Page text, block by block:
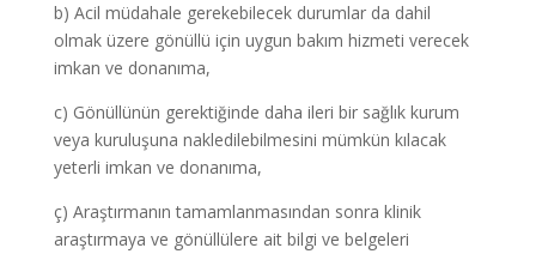
b) Acil müdahale gerekebilecek durumlar da dahil
olmak üzere gönüllü için uygun bakım hizmeti verecek
imkan ve donanıma,
c) Gönüllünün gerektiğinde daha ileri bir sağlık kurum
veya kuruluşuna nakledilebilmesini mümkün kılacak
yeterli imkan ve donanıma,
ç) Araştırmanın tamamlanmasından sonra klinik
araştırmaya ve gönüllülere ait bilgi ve belgeleri